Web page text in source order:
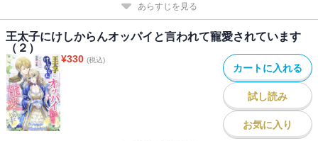
あらすじを見る
王太子にけしからんオッパイと言われて寵愛されています
（２）
¥330 (税込)
カートに入れる
試し読み
お気に入り